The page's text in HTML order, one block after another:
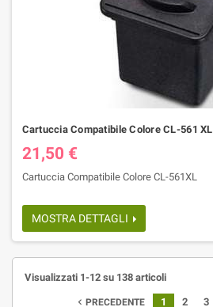
Cartuccia Compatibile Colore CL-561 XL
21,50 €
Cartuccia Compatibile Colore CL-561XL
MOSTRA DETTAGLI
Visualizzati 1-12 su 138 articoli
 PRECEDENTE 1 2 3